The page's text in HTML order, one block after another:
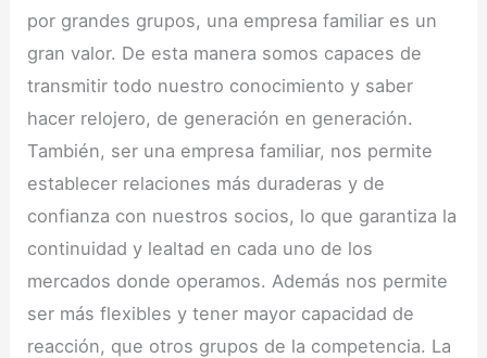
por grandes grupos, una empresa familiar es un
gran valor. De esta manera somos capaces de
transmitir todo nuestro conocimiento y saber
hacer relojero, de generación en generación.
También, ser una empresa familiar, nos permite
establecer relaciones más duraderas y de
confianza con nuestros socios, lo que garantiza la
continuidad y lealtad en cada uno de los
mercados donde operamos. Además nos permite
ser más flexibles y tener mayor capacidad de
reacción, que otros grupos de la competencia. La